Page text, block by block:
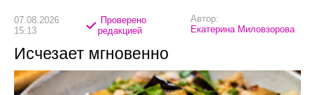
07.08.2026
15:13
Проверено
редакцией
Автор:
Екатерина Миловзорова
Исчезает мгновенно